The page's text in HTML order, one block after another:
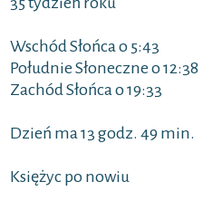
Wschód Słońca o 5:43
Południe Słoneczne o 12:38
Zachód Słońca o 19:33
Dzień ma 13 godz. 49 min.
Księżyc po nowiu